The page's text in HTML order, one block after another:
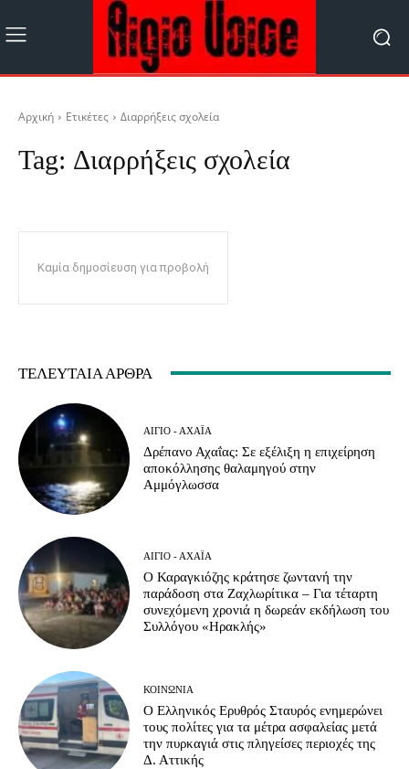
Αρχική Ετικέτες Διαρρήξεις σχολεία
Tag: Διαρρήξεις σχολεία
Καμία δημοσίευση για προβολή
ΤΕΛΕΥΤΑΊΑ ΆΡΘΡΑ
ΑΊΓΙΟ - ΑΧΑΪ́Α
Δρέπανο Αχαΐας: Σε εξέλιξη η επιχείρηση
αποκόλλησης θαλαμηγού στην
Αμμόγλωσσα
ΑΊΓΙΟ - ΑΧΑΪ́Α
Ο Καραγκιόζης κράτησε ζωντανή την
παράδοση στα Ζαχλωρίτικα – Για τέταρτη
συνεχόμενη χρονιά η δωρεάν εκδήλωση του
Συλλόγου «Ηρακλής»
ΚΟΙΝΩΝΊΑ
Ο Ελληνικός Ερυθρός Σταυρός ενημερώνει
τους πολίτες για τα μέτρα ασφαλείας μετά
την πυρκαγιά στις πληγείσες περιοχές της
Δ. Αττικής